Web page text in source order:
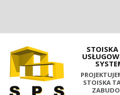
STOISKA